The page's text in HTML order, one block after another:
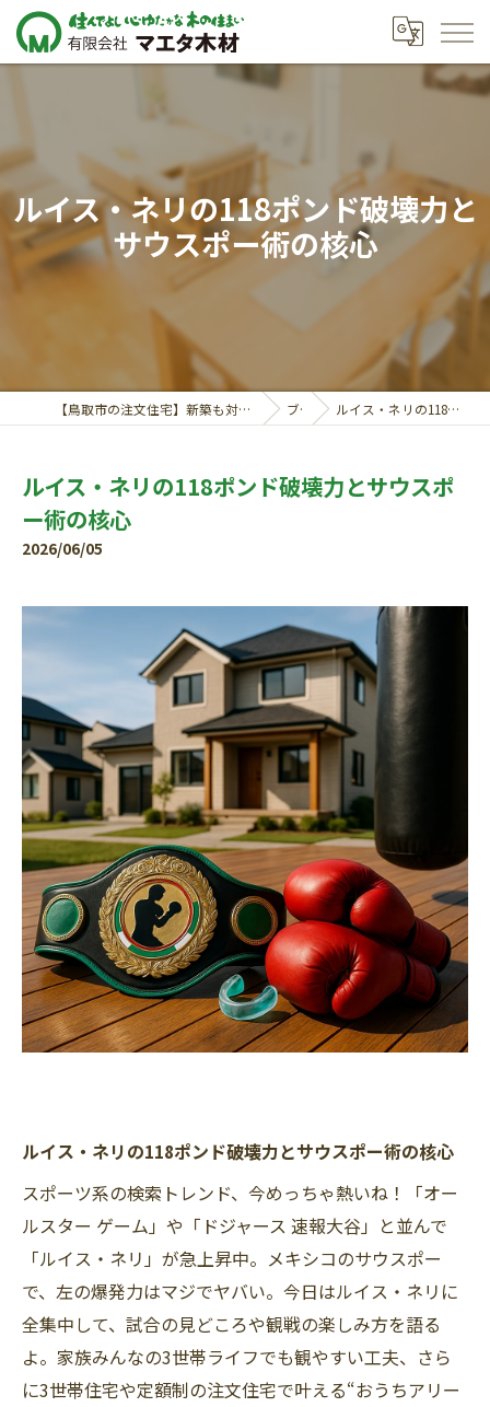
ルイス・ネリの118ポンド破壊力と
サウスポー術の核心
【鳥取市の注文住宅】新築も対応の工務店｜価格相談受付中｜有限会社マエタ木材 ブログ ルイス・ネリの118ポンド破壊力とサウスポー術の核心
ルイス・ネリの118ポンド破壊力とサウスポ
ー術の核心
2026/06/05
ルイス・ネリの118ポンド破壊力とサウスポー術の核心
スポーツ系の検索トレンド、今めっちゃ熱いね！「オー
ルスター ゲーム」や「ドジャース 速報大谷」と並んで
「ルイス・ネリ」が急上昇中。メキシコのサウスポー
で、左の爆発力はマジでヤバい。今日はルイス・ネリに
全集中して、試合の見どころや観戦の楽しみ方を語る
よ。家族みんなの3世帯ライフでも観やすい工夫、さら
に3世帯住宅や定額制の注文住宅で叶える“おうちアリー